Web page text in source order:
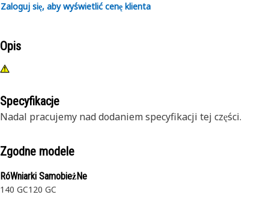
Zaloguj się, aby wyświetlić cenę klienta
Opis
Specyfikacje
Nadal pracujemy nad dodaniem specyfikacji tej części.
Zgodne modele
RóWniarki SamobieżNe
140 GC120 GC